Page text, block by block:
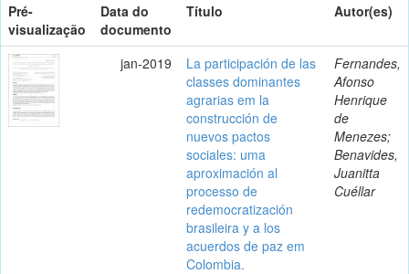
Pré-
visualização
Data do
documento
Título Autor(es)
jan-2019
La participación de las
classes dominantes
agrarias em la
construcción de
nuevos pactos
sociales: uma
aproximación al
processo de
redemocratización
brasileira y a los
acuerdos de paz em
Colombia.
Fernandes,
Afonso
Henrique
de
Menezes;
Benavides,
Juanitta
Cuéllar